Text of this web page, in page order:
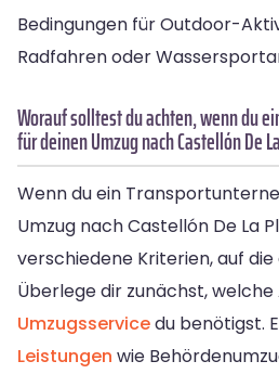
Bedingungen für Outdoor-
Radfahren oder
Worauf solltest du achten, wenn du
für deinen Umzug nach Castellón De
Wenn du ein
Umzug nach Castellón De La
verschiedene Kriterien, auf
Überlege dir zunächst,
Umzugsservicedu benötigst.
Leistungen wie